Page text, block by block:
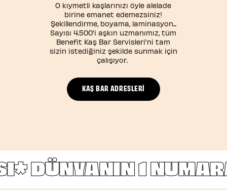
O kıymetli kaşlarınızı öyle alelade
birine emanet edemezsiniz!
Şekillendirme, boyama, laminasyon...
Sayısı 4.500'i aşkın uzmanımız, tüm
Benefit Kaş Bar Servisleri'ni tam
sizin istediğiniz şekilde sunmak için
çalışıyor.
KAŞ BAR ADRESLERI
DÜNYANIN 1